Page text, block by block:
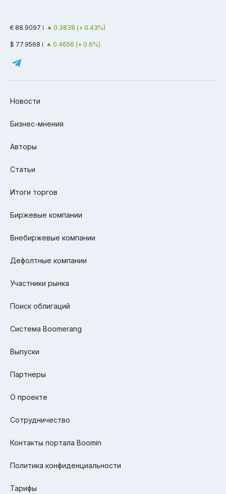
€ 88.9097 0.3838 (+ 0.43%)
$ 77.9568 0.4656 (+ 0.6%)
Новости
Бизнес-мнения
Авторы
Статьи
Итоги торгов
Биржевые компании
Внебиржевые компании
Дефолтные компании
Участники рынка
Поиск облигаций
Система Boomerang
Выпуски
Партнеры
О проекте
Сотрудничество
Контакты портала Boomin
Политика конфиденциальности
Тарифы